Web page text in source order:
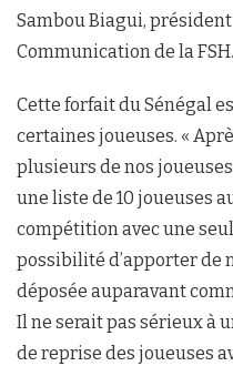
Sambou Biagui,
Communication de la FSH.
Cette forfait du Sénégal
certaines joueuses. «
plusieurs de nos
une liste de 10 joueuses
compétition avec une
possibilité d’apporter de
déposée auparavant
Il ne serait pas sérieux à
de reprise des joueuses